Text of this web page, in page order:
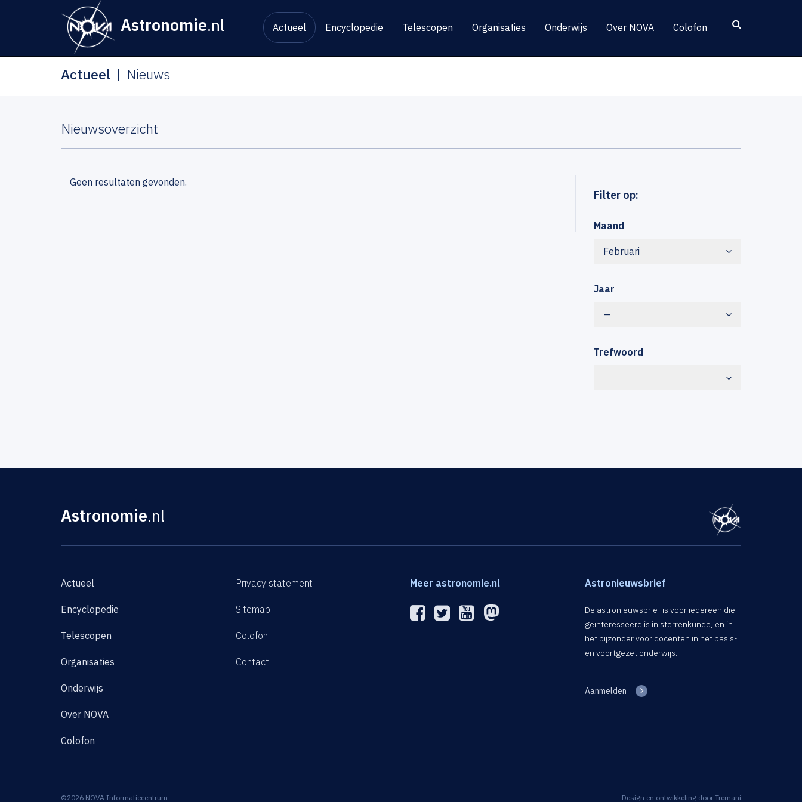
Astronomie.nl Actueel Encyclopedie Telescopen Organisaties Onderwijs Over NOVA Colofon
Actueel Nieuws
Nieuwsoverzicht
Filter op:
Maand
Februari
Jaar
—
Trefwoord
Geen resultaten gevonden.
Astronomie.nl
Actueel
Encyclopedie
Telescopen
Organisaties
Onderwijs
Over NOVA
Colofon
Privacy statement
Sitemap
Colofon
Contact
Meer astronomie.nl Astronieuwsbrief
De astronieuwsbrief is voor iedereen die
geïnteresseerd is in sterrenkunde, en in
het bijzonder voor docenten in het basis-
en voortgezet onderwijs.
Aanmelden
©2026 NOVA Informatiecentrum Design en ontwikkeling door Tremani